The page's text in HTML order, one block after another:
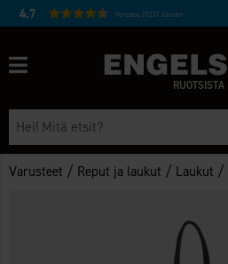
4.7 Perustuu 27231 ääneen
RUOTSISTA
Varusteet / Reput ja laukut / Laukut /